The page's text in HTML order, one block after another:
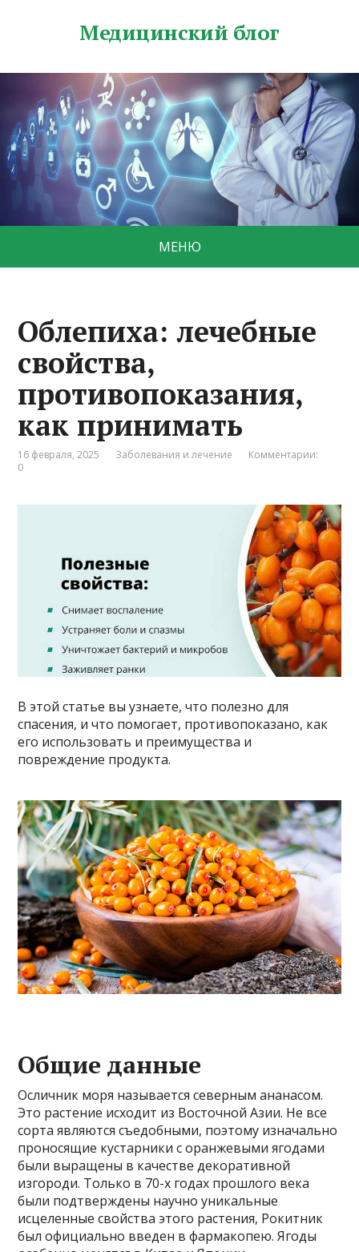
Медицинский блог
МЕНЮ
Облепиха: лечебные
свойства,
противопоказания,
как принимать
16 февраля, 2025 Заболевания и лечение
Комментарии:
0
В этой статье вы узнаете, что полезно для
спасения, и что помогает, противопоказано, как
его использовать и преимущества и
повреждение продукта.
Общие данные
Осличник моря называется северным ананасом.
Это растение исходит из Восточной Азии. Не все
сорта являются съедобными, поэтому изначально
проносящие кустарники с оранжевыми ягодами
были выращены в качестве декоративной
изгороди. Только в 70-х годах прошлого века
были подтверждены научно уникальные
исцеленные свойства этого растения, Рокитник
был официально введен в фармакопею. Ягоды